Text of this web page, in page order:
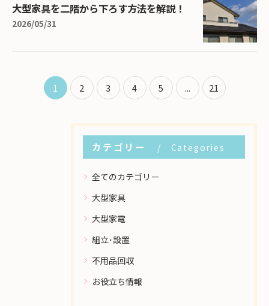
大型家具を二階から下ろす方法を解説！
2026/05/31
1 2 3 4 5 ... 21
カテゴリー Categories
全てのカテゴリー
大型家具
大型家電
組立･設置
不用品回収
お役立ち情報